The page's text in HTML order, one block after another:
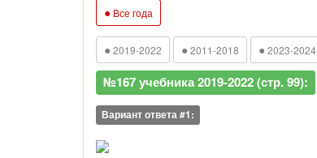
● Все года
● 2019-2022 ● 2011-2018 ● 2023-2024
№167 учебника 2019-2022 (стр. 99):
Вариант ответа #1: